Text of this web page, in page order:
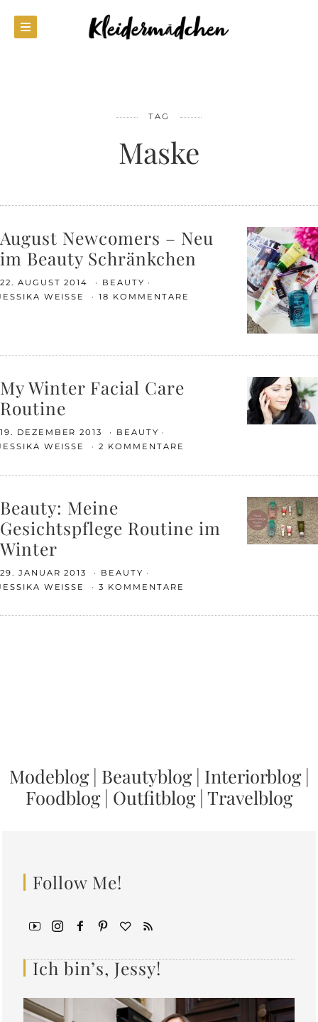
TAG
Maske
August Newcomers – Neu
im Beauty Schränkchen
22. AUGUST 2014
BEAUTY
WEISSE
18 KOMMENTARE
My Winter Facial Care
Routine
19. DEZEMBER 2013
BEAUTY
WEISSE
2 KOMMENTARE
Beauty: Meine
Gesichtspflege Routine im
Winter
29. JANUAR 2013
BEAUTY
WEISSE
3 KOMMENTARE
Modeblog| Beautyblog| Interiorblog|
Foodblog| Outfitblog| Travelblog
Follow Me!
Ich bin’s, Jessy!